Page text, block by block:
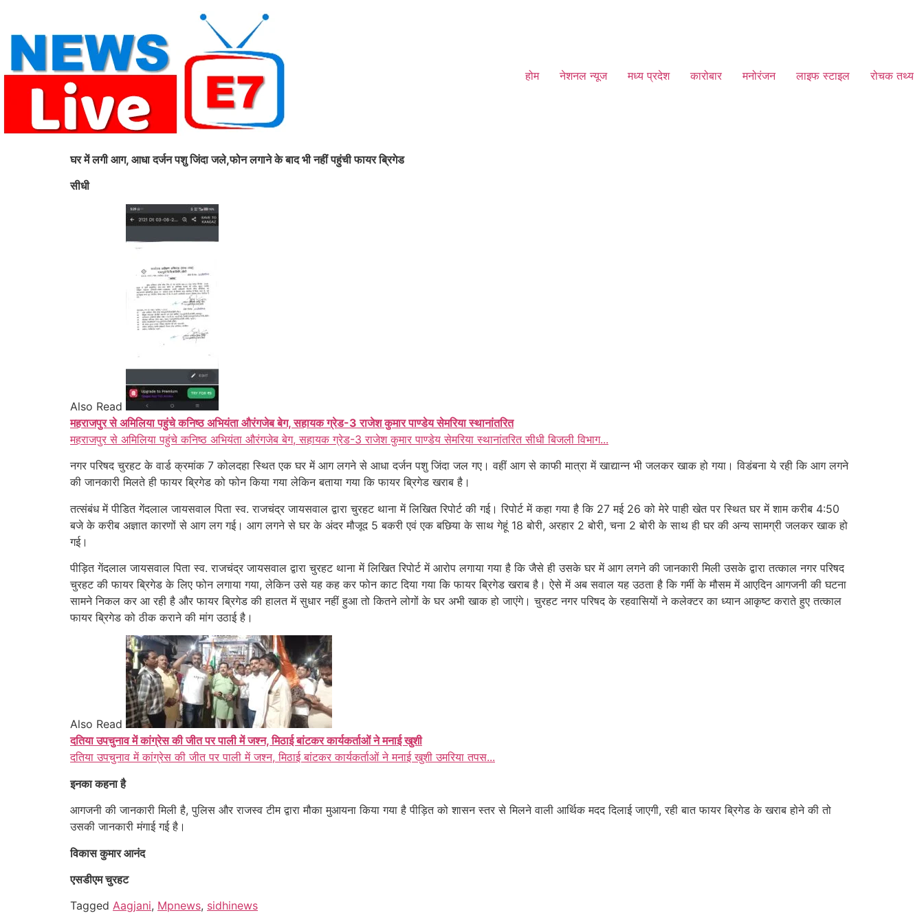
content
होम नेशनल न्यूज मध्य प्रदेश कारोबार मनोरंजन लाइफ स्टाइल रोचक तथ्य
घर में लगी आग, आधा दर्जन पशु जिंदा जले,फोन लगाने के बाद भी नहीं पहुंची फायर ब्रिगेड
सीधी
Also Read
महराजपुर से अमिलिया पहुंचे कनिष्ठ अभियंता औरंगजेब बेग, सहायक ग्रेड-3 राजेश कुमार पाण्डेय सेमरिया स्थानांतरित
महराजपुर से अमिलिया पहुंचे कनिष्ठ अभियंता औरंगजेब बेग, सहायक ग्रेड-3 राजेश कुमार पाण्डेय सेमरिया स्थानांतरित सीधी बिजली विभाग...
नगर परिषद चुरहट के वार्ड क्रमांक 7 कोलदहा स्थित एक घर में आग लगने से आधा दर्जन पशु जिंदा जल गए। वहीं आग से काफी मात्रा में खाद्यान्न भी जलकर खाक हो गया। विडंबना ये रही कि आग लगने
की जानकारी मिलते ही फायर ब्रिगेड को फोन किया गया लेकिन बताया गया कि फायर ब्रिगेड खराब है।
तत्संबंध में पीडित गेंदलाल जायसवाल पिता स्व. राजचंद्र जायसवाल द्वारा चुरहट थाना में लिखित रिपोर्ट की गई। रिपोर्ट में कहा गया है कि 27 मई 26 को मेरे पाही खेत पर स्थित घर में शाम करीब 4:50
बजे के करीब अज्ञात कारणों से आग लग गई। आग लगने से घर के अंदर मौजूद 5 बकरी एवं एक बछिया के साथ गेहूं 18 बोरी, अरहार 2 बोरी, चना 2 बोरी के साथ ही घर की अन्य सामग्री जलकर खाक हो
गई।
पीड़ित गेंदलाल जायसवाल पिता स्व. राजचंद्र जायसवाल द्वारा चुरहट थाना में लिखित रिपोर्ट में आरोप लगाया गया है कि जैसे ही उसके घर में आग लगने की जानकारी मिली उसके द्वारा तत्काल नगर परिषद
चुरहट की फायर ब्रिगेड के लिए फोन लगाया गया, लेकिन उसे यह कह कर फोन काट दिया गया कि फायर ब्रिगेड खराब है। ऐसे में अब सवाल यह उठता है कि गर्मी के मौसम में आएदिन आगजनी की घटना
सामने निकल कर आ रही है और फायर ब्रिगेड की हालत में सुधार नहीं हुआ तो कितने लोगों के घर अभी खाक हो जाएंगे। चुरहट नगर परिषद के रहवासियों ने कलेक्टर का ध्यान आकृष्ट कराते हुए तत्काल
फायर ब्रिगेड को ठीक कराने की मांग उठाई है।
Also Read
दतिया उपचुनाव में कांग्रेस की जीत पर पाली में जश्न, मिठाई बांटकर कार्यकर्ताओं ने मनाई खुशी
दतिया उपचुनाव में कांग्रेस की जीत पर पाली में जश्न, मिठाई बांटकर कार्यकर्ताओं ने मनाई खुशी उमरिया तपस...
इनका कहना है
आगजनी की जानकारी मिली है, पुलिस और राजस्व टीम द्वारा मौका मुआयना किया गया है पीड़ित को शासन स्तर से मिलने वाली आर्थिक मदद दिलाई जाएगी, रही बात फायर ब्रिगेड के खराब होने की तो
उसकी जानकारी मंगाई गई है।
विकास कुमार आनंद
एसडीएम चुरहट
Tagged Aagjani, Mpnews, sidhinews